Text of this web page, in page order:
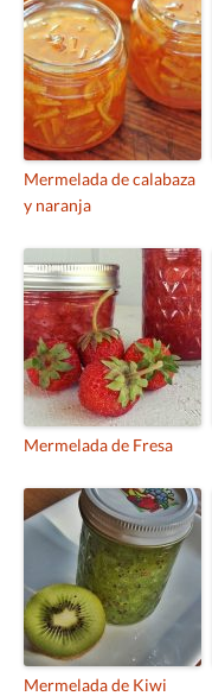
Mermelada de calabaza
y naranja
Mermelada de Fresa
Mermelada de Kiwi